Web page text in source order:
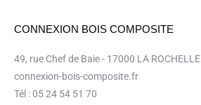
CONNEXION BOIS COMPOSITE
49, rue Chef de Baie - 17000 LA ROCHELLE
connexion-bois-composite.fr
Tél : 05 24 54 51 70